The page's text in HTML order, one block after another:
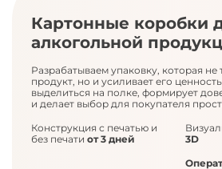
Картонные коробки
алкогольной
Разрабатываем упаковку, которая
продукт, но и усиливает его
выделиться на полке, формирует
и делает выбор для покупателя
Конструкция с печатью и
без печати от 3 дней
3D